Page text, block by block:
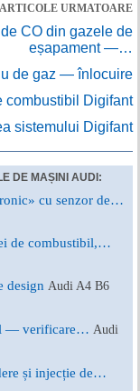
ARTICOLE URMATOARE
CO din gazele de
eșapament —…
de gaz — înlocuire
combustibil Digifant
sistemului Digifant
DE MAȘINI AUDI:
cu senzor de…
de combustibil,…
design Audi A4 B6
— verificare… Audi
și injecție de…